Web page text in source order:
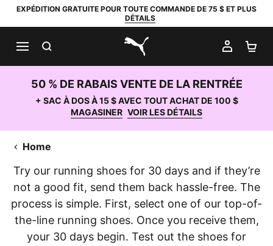
EXPÉDITION GRATUITE POUR TOUTE COMMANDE DE 75 $ ET PLUS
DÉTAILS
PUMA.com
MON
50 % DE RABAIS VENTE DE LA RENTRÉE
+ SAC À DOS À 15 $ AVEC TOUT ACHAT DE 100 $
MAGASINER VOIR LES DÉTAILS
Home
Try our running shoes for 30 days and if they’re
not a good fit, send them back hassle-free. The
process is simple. First, select one of our top-of-
the-line running shoes. Once you receive them,
your 30 days begin. Test out the shoes for